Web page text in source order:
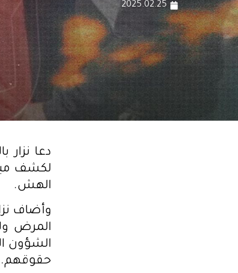
2025.02.25
لكشف
الهش.
وأضاف
المرض
الشؤون
حقوقهم.